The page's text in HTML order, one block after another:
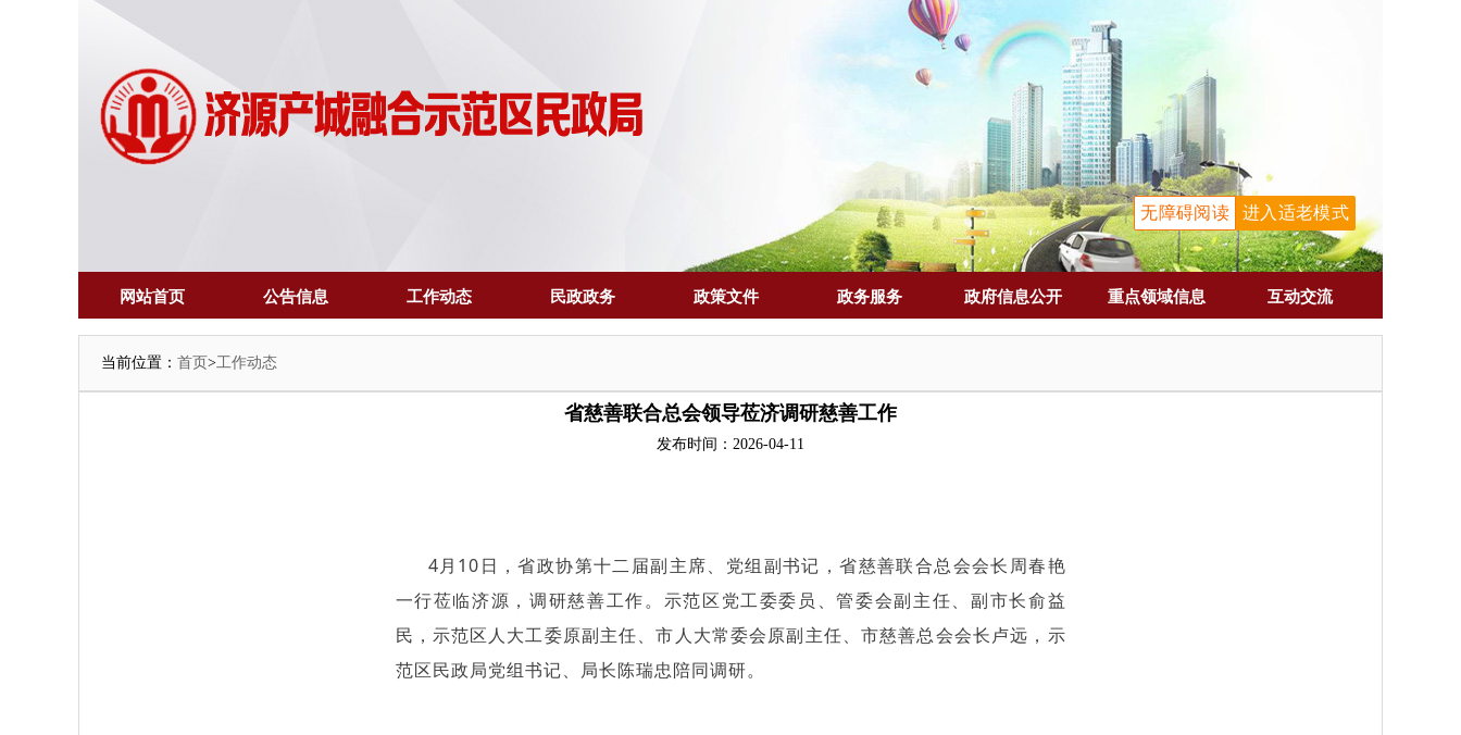
进入适老模式
无障碍阅读
网站首页 公告信息 工作动态 民政政务 政策文件 政务服务 政府信息公开 重点领域信息 互动交流
当前位置： 首页 >工作动态
省慈善联合总会领导莅济调研慈善工作
发布时间：2026-04-11
4月10日，省政协第十二届副主席、党组副书记，省慈善联合总会会长周春艳
一行莅临济源，调研慈善工作。示范区党工委委员、管委会副主任、副市长俞益
民，示范区人大工委原副主任、市人大常委会原副主任、市慈善总会会长卢远，示
范区民政局党组书记、局长陈瑞忠陪同调研。